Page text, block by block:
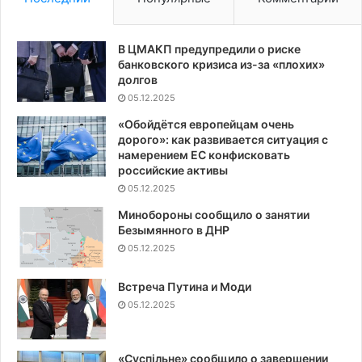
В ЦМАКП предупредили о риске
банковского кризиса из-за «плохих»
долгов
05.12.2025
«Обойдётся европейцам очень
дорого»: как развивается ситуация с
намерением ЕС конфисковать
российские активы
05.12.2025
Минобороны сообщило о занятии
Безымянного в ДНР
05.12.2025
Встреча Путина и Моди
05.12.2025
«Суспiльне» сообщило о завершении